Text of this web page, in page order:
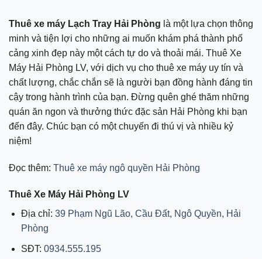
Thuê xe máy Lạch Tray Hải Phòng là một lựa chọn thông
minh và tiện lợi cho những ai muốn khám phá thành phố
cảng xinh đẹp này một cách tự do và thoải mái. Thuê Xe
Máy Hải Phòng LV, với dịch vụ cho thuê xe máy uy tín và
chất lượng, chắc chắn sẽ là người bạn đồng hành đáng tin
cậy trong hành trình của bạn. Đừng quên ghé thăm những
quán ăn ngon và thưởng thức đặc sản Hải Phòng khi bạn
đến đây. Chúc bạn có một chuyến đi thú vị và nhiều kỷ
niệm!
Đọc thêm: Thuê xe máy ngô quyền Hải Phòng
Thuê Xe Máy Hải Phòng LV
Địa chỉ: 39 Phạm Ngũ Lão, Cầu Đất, Ngô Quyền, Hải
Phòng
SĐT: 0934.555.195